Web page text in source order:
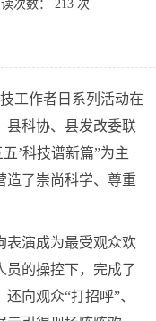
次数： 213 次
工作者日系列活动在
县科协、县发改委联
’科技谱新篇”为主
造了崇尚科学、尊重
表演成为最受观众欢
员的操控下，完成了
向观众“打招呼”、